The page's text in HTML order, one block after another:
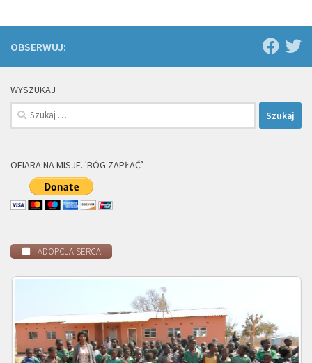
OBSERWUJ:
WYSZUKAJ
Szukaj:
OFIARA NA MISJE. 'BÓG ZAPŁAĆ’
ADOPCJA SERCA